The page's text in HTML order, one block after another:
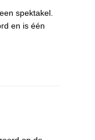
spektakel.
en is één